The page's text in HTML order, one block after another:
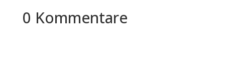
0 Kommentare